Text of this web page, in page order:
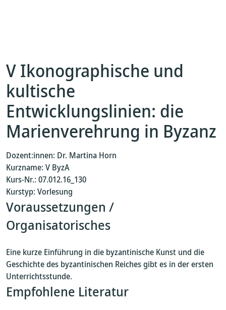
V Ikonographische und
kultische
Entwicklungslinien: die
Marienverehrung in Byzanz
Dozent:innen: Dr. Martina Horn
Kurzname: V ByzA
Kurs-Nr.: 07.012.16_130
Kurstyp: Vorlesung
Voraussetzungen /
Organisatorisches
Eine kurze Einführung in die byzantinische Kunst und die
Geschichte des byzantinischen Reiches gibt es in der ersten
Unterrichtsstunde.
Empfohlene Literatur